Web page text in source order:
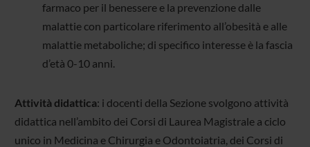
farmaco per il benessere e la prevenzione dalle
malattie con particolare riferimento all’obesità e alle
malattie metaboliche; di specifico interesse è la fascia
d’età 0-10 anni.
Attività didattica: i docenti della Sezione svolgono attività
didattica nell’ambito dei Corsi di Laurea Magistrale a ciclo
unico in Medicina e Chirurgia e Odontoiatria, dei Corsi di